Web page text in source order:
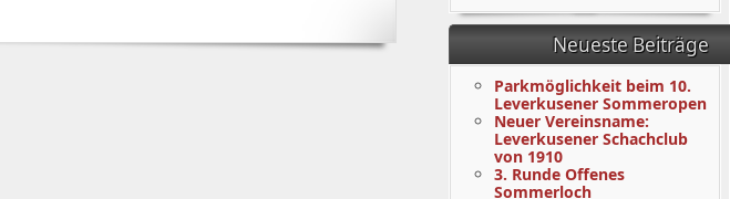
Neueste Beiträge
Parkmöglichkeit beim 10.
Leverkusener Sommeropen
Neuer Vereinsname:
Leverkusener Schachclub
von 1910
3. Runde Offenes
Sommerloch